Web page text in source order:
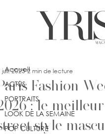
Accueil
ACTUS
PORTRAITS
LOOK DE LA SEMAINE
POP CULTURE
Fashion
: le
style
juil. 2025 2 min de lecture